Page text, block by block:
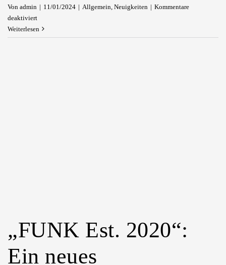
Von admin | 11/01/2024 | Allgemein Neuigkeiten | Kommentare
deaktiviertfür
„Die
Klanguste“:
Weiterlesen
„FUNK Est. 2020“:
Ein neues